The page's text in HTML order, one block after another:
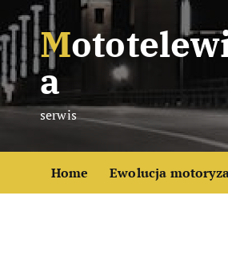
k
i
p
t
Mototelewizj
a
serwis
Home Ewolucja